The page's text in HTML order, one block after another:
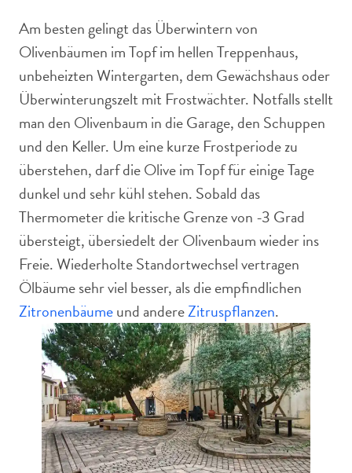
Am besten gelingt das Überwintern von
Olivenbäumen im Topf im hellen Treppenhaus,
unbeheizten Wintergarten, dem Gewächshaus oder
Überwinterungszelt mit Frostwächter. Notfalls stellt
man den Olivenbaum in die Garage, den Schuppen
und den Keller. Um eine kurze Frostperiode zu
überstehen, darf die Olive im Topf für einige Tage
dunkel und sehr kühl stehen. Sobald das
Thermometer die kritische Grenze von -3 Grad
übersteigt, übersiedelt der Olivenbaum wieder ins
Freie. Wiederholte Standortwechsel vertragen
Ölbäume sehr viel besser, als die empfindlichen
Zitronenbäumeund andereZitruspflanzen.